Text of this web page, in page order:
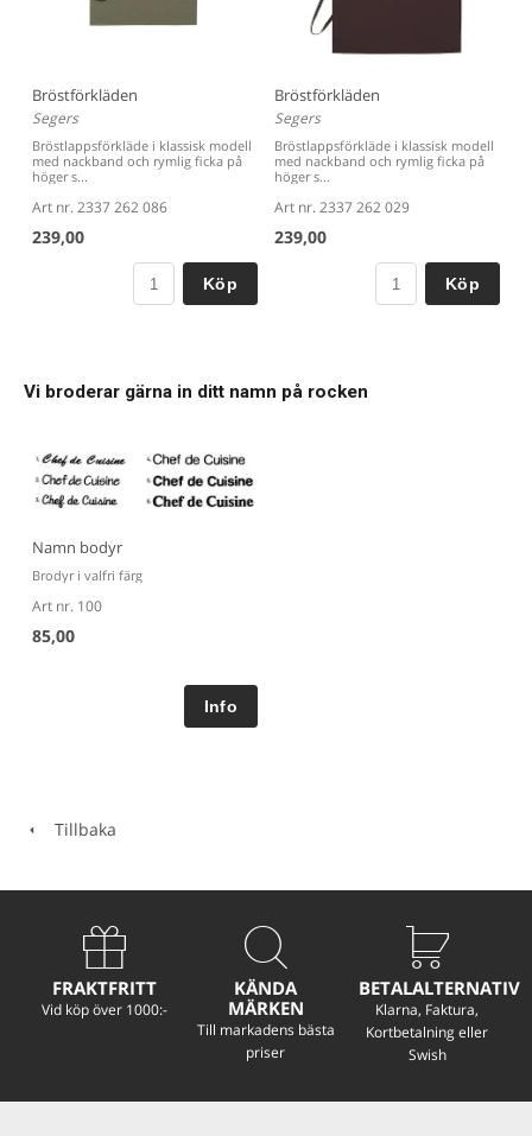
Bröstförkläden
Segers
Bröstlappsförkläde i klassisk modell
med nackband och rymlig ficka på
höger s...
Art nr. 2337 262 086
239,00
Köp
Bröstförkläden
Segers
Bröstlappsförkläde i klassisk modell
med nackband och rymlig ficka på
höger s...
Art nr. 2337 262 029
239,00
Köp
Vi broderar gärna in ditt namn på rocken
Namn bodyr
Brodyr i valfri färg
Art nr. 100
85,00
Tillbaka
FRAKTFRITT
Vid köp över 1000:-
KÄNDA
MÄRKEN
Till markadens bästa
priser
BETALALTERNATIV
Klarna, Faktura,
Kortbetalning eller
Swish